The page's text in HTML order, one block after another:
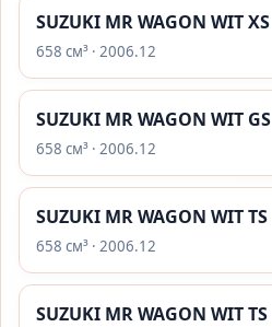
SUZUKI MR WAGON WIT XS
658 см³ · 2006.12
SUZUKI MR WAGON WIT GS
658 см³ · 2006.12
SUZUKI MR WAGON WIT TS
658 см³ · 2006.12
SUZUKI MR WAGON WIT TS